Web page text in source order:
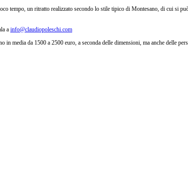
tempo, un ritratto realizzato secondo lo stile tipico di Montesano, di cui si
a info@claudiopoleschi.com
media da 1500 a 2500 euro, a seconda delle dimensioni, ma anche delle